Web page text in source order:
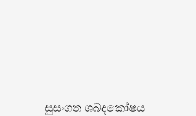
සුසංගත ශබ්දකෝෂය